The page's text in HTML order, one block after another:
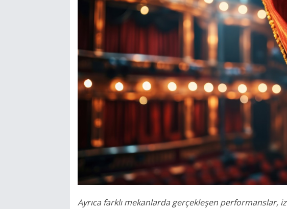
Ayrıca farklı mekanlarda gerçekleşen performanslar,